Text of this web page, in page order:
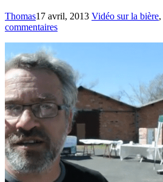
Thomas17 avril, 2013 Vidéo sur la bière,
commentaires